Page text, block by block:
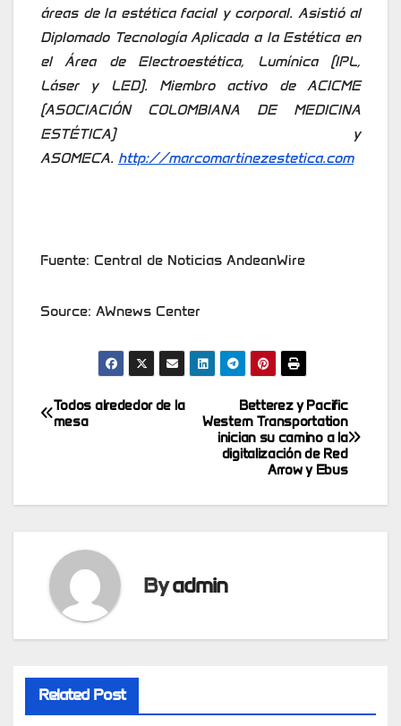
áreas de la estética facial y corporal. Asistió al
Diplomado Tecnología Aplicada a la Estética en
el Área de Electroestética, Lumínica (IPL,
Láser y LED). Miembro activo de ACICME
(ASOCIACIÓN COLOMBIANA DE MEDICINA
ESTÉTICA) y
ASOMECA. http://marcomartinezestetica.com
Fuente: Central de Noticias AndeanWire
Source: AWnews Center
Post
Betterez y Pacific
Western Transportation
inician su camino a la
digitalización de Red
Arrow y Ebus
Todos alrededor de la
mesa
Byadmin
Related Post